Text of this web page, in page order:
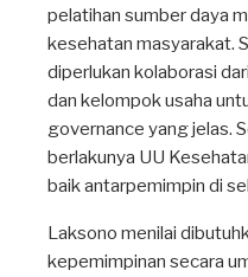
pelatihan sumber daya
kesehatan masyarakat.
diperlukan kolaborasi
dan kelompok usaha
governance yang jelas.
berlakunya UU
baik antarpemimpin di
Laksono menilai
kepemimpinan secara